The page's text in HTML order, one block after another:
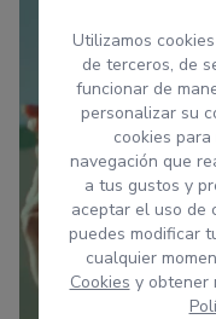
Utilizamos
de terceros, de
funcionar de
personalizar su
cookies
navegación que
a tus gustos y
aceptar el uso de
puedes modificar
cualquier
Cookies y obtener